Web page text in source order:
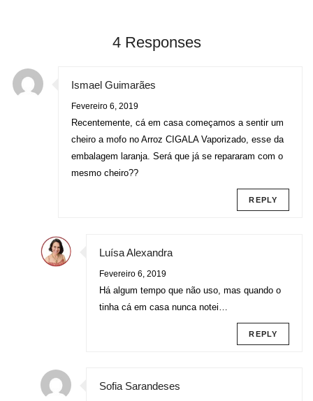
4 Responses
Ismael Guimarães
Fevereiro 6, 2019
Recentemente, cá em casa começamos a sentir um
cheiro a mofo no Arroz CIGALA Vaporizado, esse da
embalagem laranja. Será que já se repararam com o
mesmo cheiro??
REPLY
Luísa Alexandra
Fevereiro 6, 2019
Há algum tempo que não uso, mas quando o
tinha cá em casa nunca notei…
REPLY
Sofia Sarandeses